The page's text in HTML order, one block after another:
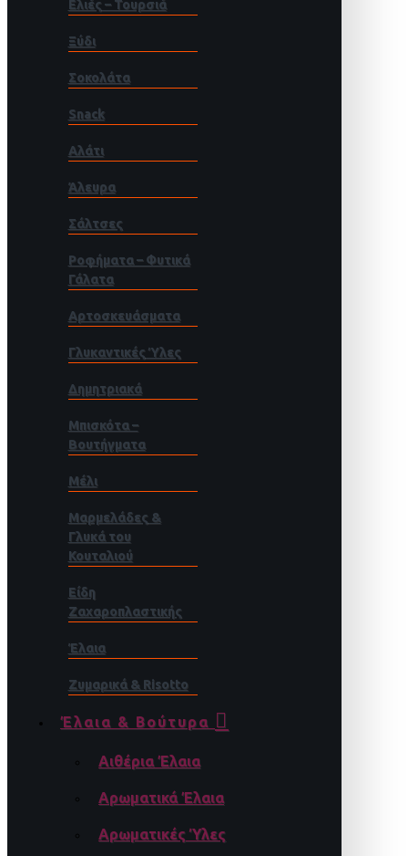
Ελιές – Τουρσιά
Ξύδι
Σοκολάτα
Snack
Αλάτι
Άλευρα
Σάλτσες
Ροφήματα – Φυτικά
Γάλατα
Αρτοσκευάσματα
Γλυκαντικές Ύλες
Δημητριακά
Μπισκότα –
Βουτήγματα
Μέλι
Μαρμελάδες &
Γλυκά του
Κουταλιού
Είδη
Ζαχαροπλαστικής
Έλαια
Ζυμαρικά & Risotto
Έλαια & Βούτυρα
Αιθέρια Έλαια
Αρωματικά Έλαια
Αρωματικές Ύλες